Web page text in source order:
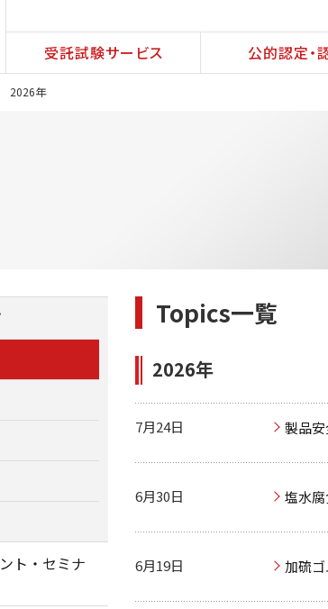
受託試験サービス 公的認定・
2026年
Topics一覧
2026年
7月24日 製品安
6月30日 塩水腐
6月19日 加硫
ト・セミナ